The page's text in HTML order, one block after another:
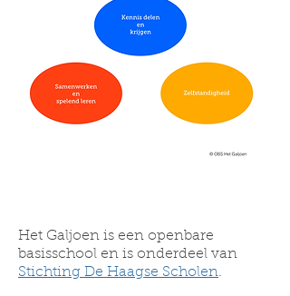
Het Galjoen is een openbare
basisschool en is onderdeel van
Stichting De Haagse Scholen.